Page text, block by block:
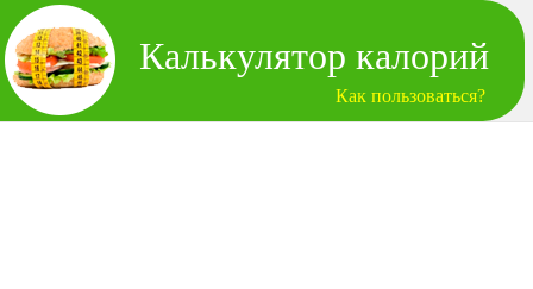
Калькулятор калорий
Как пользоваться?